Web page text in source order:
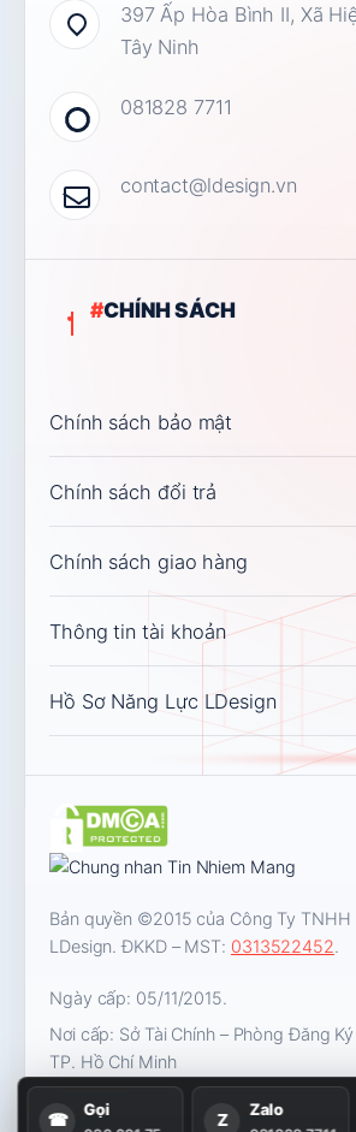
☎
Gọi
Z
Zalo
397 Ấp Hòa Bình II, Xã
Tây Ninh
081828 7711
contact@ldesign.vn
#CHÍNH SÁCH
Chính sách bảo mật
Chính sách đổi trả
Chính sách giao hàng
Thông tin tài khoản
Hồ Sơ Năng Lực LDesign
Bản quyền ©2015 của Công Ty TNHH
LDesign. ĐKKD – MST: 0313522452.
Ngày cấp: 05/11/2015.
Nơi cấp: Sở Tài Chính – Phòng Đăng
TP. Hồ Chí Minh